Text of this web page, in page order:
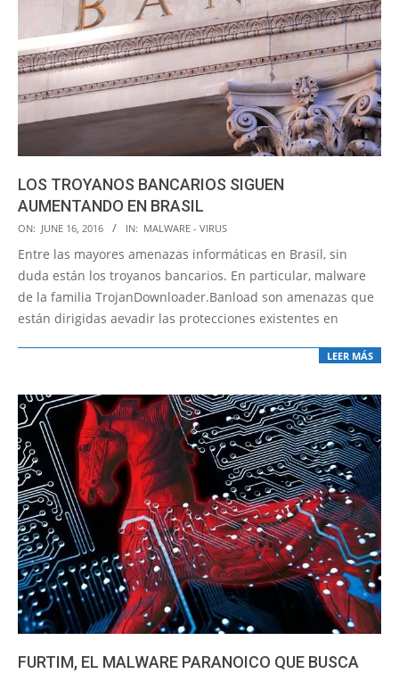
LOS TROYANOS BANCARIOS SIGUEN
AUMENTANDO EN BRASIL
2016-
06-
16
ON: JUNE 16, 2016 IN: MALWARE - VIRUS
Entre las mayores amenazas informáticas en Brasil, sin
duda están los troyanos bancarios. En particular, malware
de la familia TrojanDownloader.Banload son amenazas que
están dirigidas aevadir las protecciones existentes en
LEER MÁS
FURTIM, EL MALWARE PARANOICO QUE BUSCA